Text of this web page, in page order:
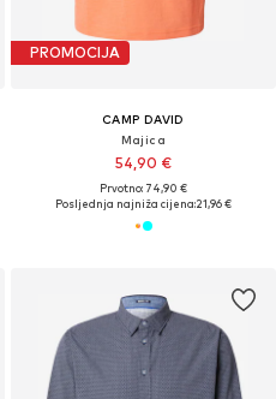
PROMOCIJA
CAMP DAVID
Majica
54,90 €
Prvotno: 74,90 €
Posljednja najniža cijena:21,96 €